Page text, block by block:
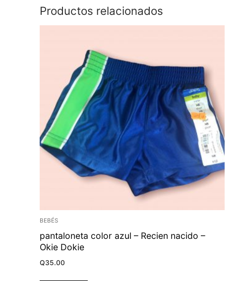
Productos relacionados
BEBÉS
pantaloneta color azul – Recien nacido –
Okie Dokie
Q35.00